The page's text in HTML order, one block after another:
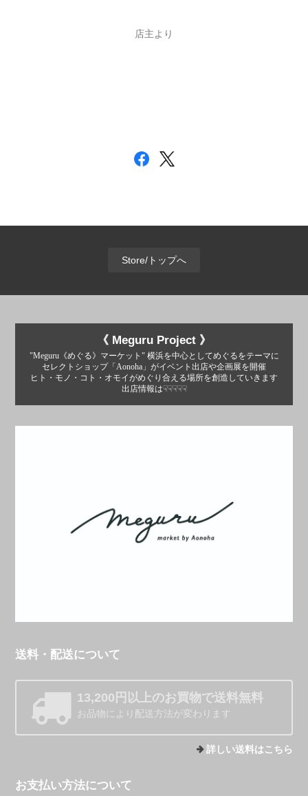
店主より
Store/トップへ
《 Meguru Project 》
"Meguru《めぐる》マーケット" 横浜を中心としてめぐるをテーマに
セレクトショップ「Aonoha」がイベント出店や企画展を開催
ヒト・モノ・コト・オモイがめぐり合える場所を創造していきます
出店情報は☟☟☟☟☟
送料・配送について
13,200円以上のお買物で送料無料
お品物により配送方法が変わります
詳しい送料はこちら
お支払い方法について